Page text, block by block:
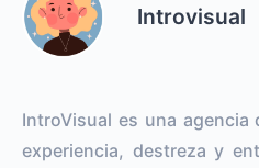
Introvisual
IntroVisual es una
experiencia, destreza y